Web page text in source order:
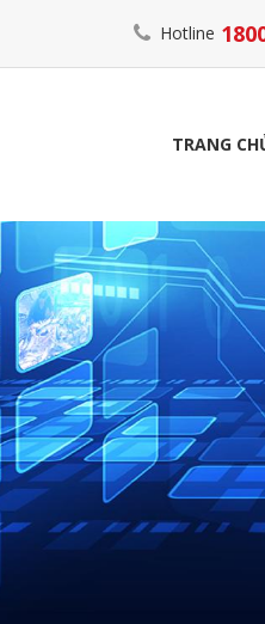
Hotline
TRANG